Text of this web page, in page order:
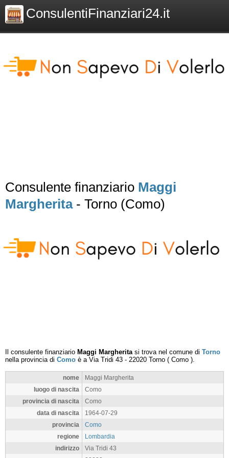
ConsulentiFinanziari24.it
Consulente finanziario Maggi
Margherita- Torno (Como)
Il consulente finanziario Maggi Margheritasi trova nel comune di Torno
nella provincia di Como è a Via Tridi 43 - 22020 Torno ( Como ).
nome
Maggi Margherita
luogo di nascita
Como
provincia di nascita
Como
data di nascita
1964-07-29
provincia
Como
regione
Lombardia
indirizzo
Via Tridi 43